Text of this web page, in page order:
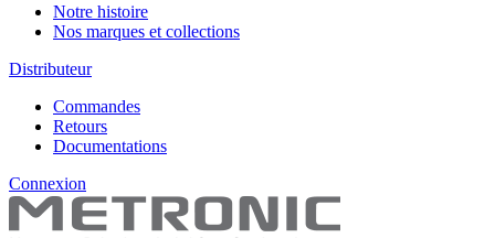
Notre histoire
Nos marques et collections
Distributeur
Commandes
Retours
Documentations
Connexion